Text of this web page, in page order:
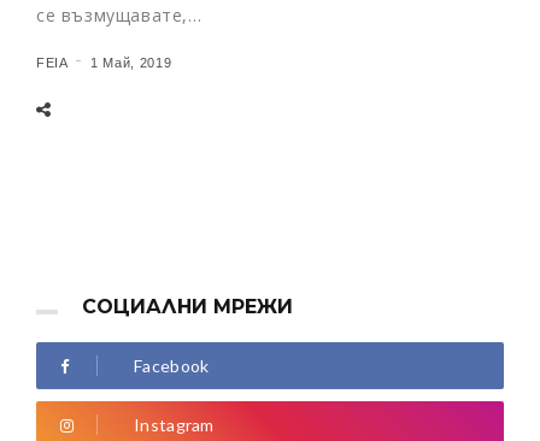
се възмущавате,…
FEIA 1 Май, 2019
СОЦИАЛНИ МРЕЖИ
Facebook
Instagram